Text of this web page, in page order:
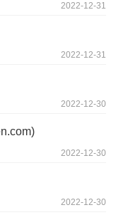
2022-12-31
2022-12-31
2022-12-30
2022-12-30
2022-12-30